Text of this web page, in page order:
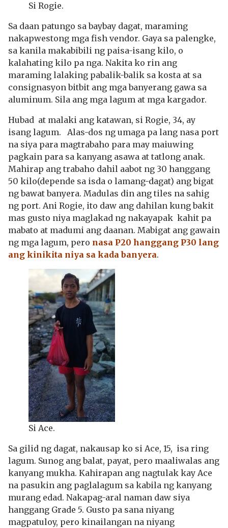
Si Rogie.
Sa daan patungo sa baybay dagat, maraming
nakapwestong mga fish vendor. Gaya sa palengke,
sa kanila makabibili ng paisa-isang kilo, o
kalahating kilo pa nga. Nakita ko rin ang
maraming lalaking pabalik-balik sa kosta at sa
consignasyon bitbit ang mga banyerang gawa sa
aluminum. Sila ang mga lagum at mga kargador.
Hubad at malaki ang katawan, si Rogie, 34, ay
isang lagum. Alas-dos ng umaga pa lang nasa port
na siya para magtrabaho para may maiuwing
pagkain para sa kanyang asawa at tatlong anak.
Mahirap ang trabaho dahil aabot ng 30 hanggang
50 kilo(depende sa isda o lamang-dagat) ang bigat
ng bawat banyera. Madulas din ang tiles na sahig
ng port. Ani Rogie, ito daw ang dahilan kung bakit
mas gusto niya maglakad ng nakayapak kahit pa
mabato at madumi ang daanan. Mabigat ang gawain
ng mga lagum, pero nasa P20 hanggang P30 lang
ang kinikita niya sa kada banyera.
Si Ace.
Sa gilid ng dagat, nakausap ko si Ace, 15, isa ring
lagum. Sunog ang balat, payat, pero maaliwalas ang
kanyang mukha. Kahirapan ang nagtulak kay Ace
na pasukin ang paglalagum sa kabila ng kanyang
murang edad. Nakapag-aral naman daw siya
hanggang Grade 5. Gusto pa sana niyang
magpatuloy, pero kinailangan na niyang